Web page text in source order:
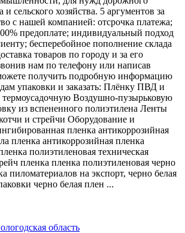
и сельского хозяйства. 5 аргументов за
с нашей компанией: отсрочка платежа;
предоплате; индивидуальный подход
бесперебойное пополнение склада
товаров по городу и за его
нам по телефону или написав
получить подробную информацию
упаковки и заказать: Плёнку ПВД и
Воздушно-пузырьковую
из вспененного полиэтилена Ленты
и стрейчи Оборудование и
пленка антикоррозийная
пленка антикоррозийная пленка
полиэтиленовая техническая
пленка пленка полиэтиленовая черно
пиломатериалов на экспорт, черно белая
черно белая плен ...
область